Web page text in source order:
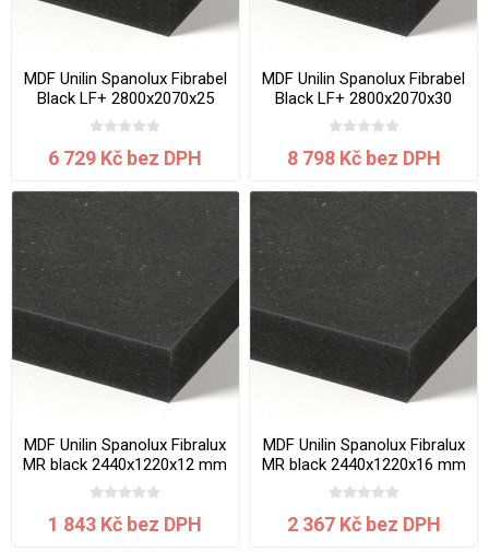
MDF Unilin Spanolux Fibrabel
Black LF+ 2800x2070x25
mm
6 729 Kč bez DPH
MDF Unilin Spanolux Fibrabel
Black LF+ 2800x2070x30
mm
8 798 Kč bez DPH
MDF Unilin Spanolux Fibralux
MR black 2440x1220x12 mm
1 843 Kč bez DPH
MDF Unilin Spanolux Fibralux
MR black 2440x1220x16 mm
2 367 Kč bez DPH